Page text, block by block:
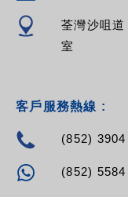
荃灣沙咀
室
客戶服務熱線 :
(852)
(852) 5584